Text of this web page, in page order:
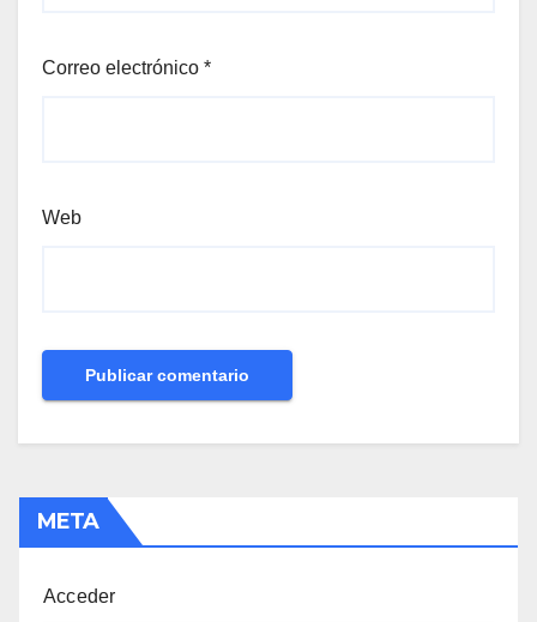
Correo electrónico *
Web
META
Acceder